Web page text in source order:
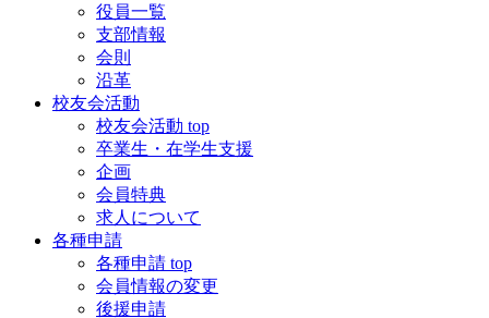
役員一覧
支部情報
会則
沿革
校友会活動
校友会活動 top
卒業生・在学生支援
企画
会員特典
求人について
各種申請
各種申請 top
会員情報の変更
後援申請